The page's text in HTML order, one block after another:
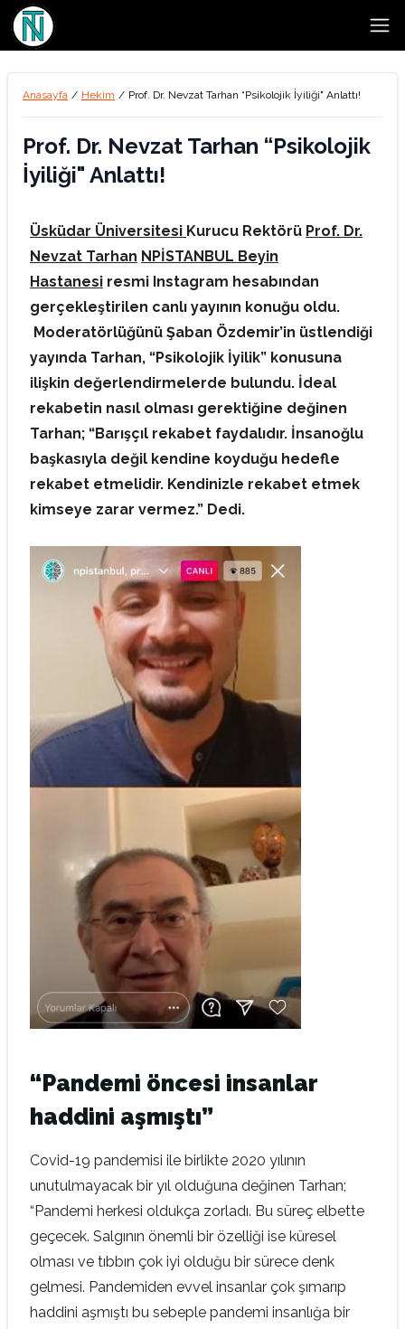
Anasayfa / Hekim / Prof. Dr. Nevzat Tarhan “Psikolojik İyiliği" Anlattı!
Prof. Dr. Nevzat Tarhan “Psikolojik
İyiliği" Anlattı!
Üsküdar Üniversitesi Kurucu Rektörü Prof. Dr.
Nevzat Tarhan NPİSTANBUL Beyin
Hastanesi resmi Instagram hesabından
gerçekleştirilen canlı yayının konuğu oldu.
Moderatörlüğünü Şaban Özdemir’in üstlendiği
yayında Tarhan, “Psikolojik İyilik” konusuna
ilişkin değerlendirmelerde bulundu. İdeal
rekabetin nasıl olması gerektiğine değinen
Tarhan; “Barışçıl rekabet faydalıdır. İnsanoğlu
başkasıyla değil kendine koyduğu hedefle
rekabet etmelidir. Kendinizle rekabet etmek
kimseye zarar vermez.” Dedi.
“Pandemi öncesi insanlar
haddini aşmıştı”
Covid-19 pandemisi ile birlikte 2020 yılının
unutulmayacak bir yıl olduğuna değinen Tarhan;
“Pandemi herkesi oldukça zorladı. Bu süreç elbette
geçecek. Salgının önemli bir özelliği ise küresel
olması ve tıbbın çok iyi olduğu bir sürece denk
gelmesi. Pandemiden evvel insanlar çok şımarıp
haddini aşmıştı bu sebeple pandemi insanlığa bir